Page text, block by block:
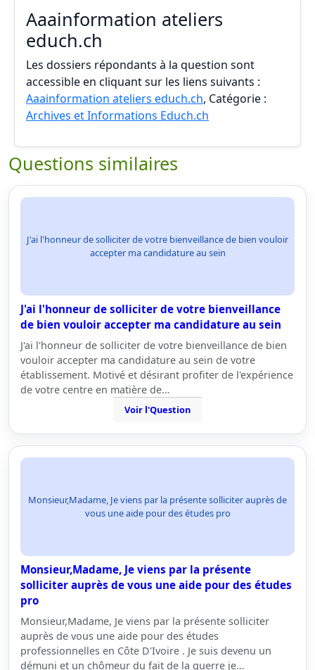
Aaainformation ateliers
educh.ch
Les dossiers répondants à la question sont
accessible en cliquant sur les liens suivants :
Aaainformation ateliers educh.ch, Catégorie :
Archives et Informations Educh.ch
Questions similaires
J'ai l'honneur de solliciter de votre bienveillance de bien vouloir
accepter ma candidature au sein
J'ai l'honneur de solliciter de votre bienveillance
de bien vouloir accepter ma candidature au sein
J'ai l'honneur de solliciter de votre bienveillance de bien
vouloir accepter ma candidature au sein de votre
établissement. Motivé et désirant profiter de l'expérience
de votre centre en matière de…
Voir l'Question
Monsieur,Madame, Je viens par la présente solliciter auprès de
vous une aide pour des études pro
Monsieur,Madame, Je viens par la présente
solliciter auprès de vous une aide pour des études
pro
Monsieur,Madame, Je viens par la présente solliciter
auprès de vous une aide pour des études
professionnelles en Côte D'Ivoire . Je suis devenu un
démuni et un chômeur du fait de la guerre je…